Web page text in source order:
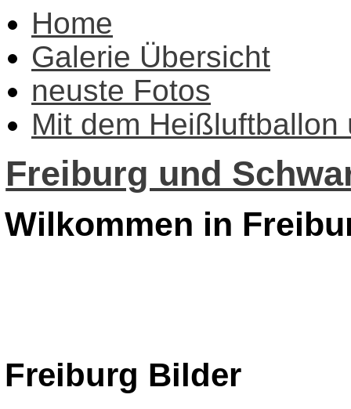
Home
Galerie Übersicht
neuste Fotos
Mit dem Heißluftballon
Freiburg und
Wilkommen in
Freiburg Bilder